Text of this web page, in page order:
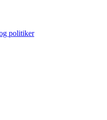
politiker